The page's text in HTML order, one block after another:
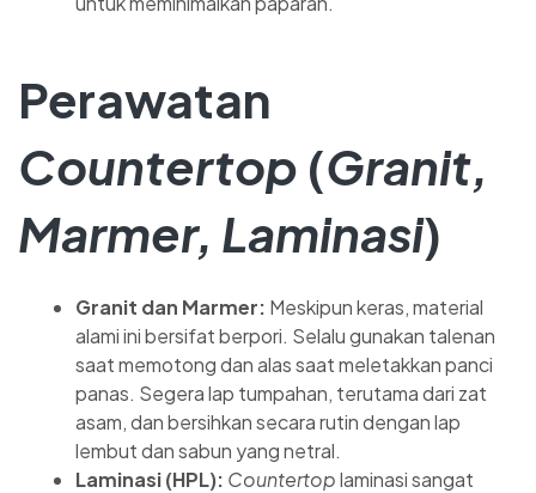
Perawatan
Countertop (Granit,
Marmer, Laminasi)
Granit dan Marmer: Meskipun keras, material
alami ini bersifat berpori. Selalu gunakan talenan
saat memotong dan alas saat meletakkan panci
panas. Segera lap tumpahan, terutama dari zat
asam, dan bersihkan secara rutin dengan lap
lembut dan sabun yang netral.
Laminasi (HPL): Countertoplaminasi sangat